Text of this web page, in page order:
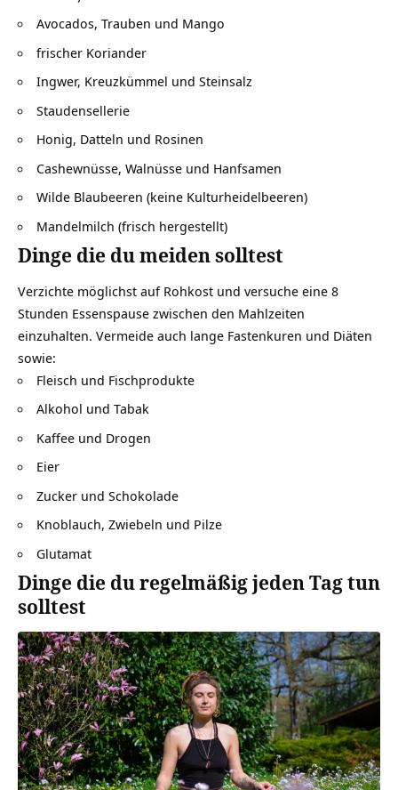
Avocados, Trauben und Mango
frischer Koriander
Ingwer, Kreuzkümmel und Steinsalz
Staudensellerie
Honig, Datteln und Rosinen
Cashewnüsse, Walnüsse und Hanfsamen
Wilde Blaubeeren (keine Kulturheidelbeeren)
Mandelmilch (frisch hergestellt)
Dinge die du meiden solltest
Verzichte möglichst auf Rohkost und versuche eine 8
Stunden Essenspause zwischen den Mahlzeiten
einzuhalten. Vermeide auch lange Fastenkuren und Diäten
sowie:
Fleisch und Fischprodukte
Alkohol und Tabak
Kaffee und Drogen
Eier
Zucker und Schokolade
Knoblauch, Zwiebeln und Pilze
Glutamat
Dinge die du regelmäßig jeden Tag tun
solltest